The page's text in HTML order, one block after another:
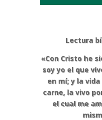
Lectura
«Con Cristo he
soy yo el que
en mí; y la
carne, la vivo
el cual me